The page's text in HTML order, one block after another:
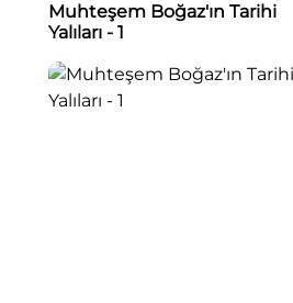
Muhteşem Boğaz'ın Tarihi
Yalıları - 1